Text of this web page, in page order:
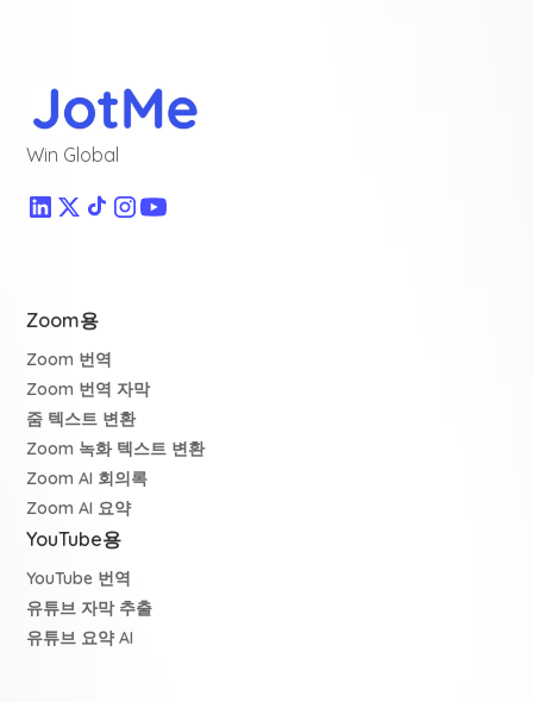
Win Global
Zoom용
Zoom 번역
Zoom 번역 자막
줌 텍스트 변환
Zoom 녹화 텍스트 변환
Zoom AI 회의록
Zoom AI 요약
YouTube용
YouTube 번역
유튜브 자막 추출
유튜브 요약 AI